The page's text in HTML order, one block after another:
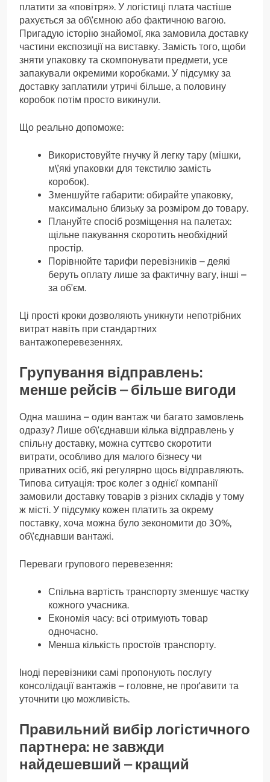
платити за «повітря». У логістиці плата частіше
рахується за об\’ємною або фактичною вагою.
Пригадую історію знайомої, яка замовила доставку
частини експозиції на виставку. Замість того, щоби
зняти упаковку та скомпонувати предмети, усе
запакували окремими коробками. У підсумку за
доставку заплатили утричі більше, а половину
коробок потім просто викинули.
Що реально допоможе:
Використовуйте гнучку й легку тару (мішки,
м\’які упаковки для текстилю замість
коробок).
Зменшуйте габарити: обирайте упаковку,
максимально близьку за розміром до товару.
Плануйте спосіб розміщення на палетах:
щільне пакування скоротить необхідний
простір.
Порівнюйте тарифи перевізників – деякі
беруть оплату лише за фактичну вагу, інші –
за об’єм.
Ці прості кроки дозволяють уникнути непотрібних
витрат навіть при стандартних
вантажоперевезеннях.
Групування відправлень:
менше рейсів – більше вигоди
Одна машина – один вантаж чи багато замовлень
одразу? Лише об\’єднавши кілька відправлень у
спільну доставку, можна суттєво скоротити
витрати, особливо для малого бізнесу чи
приватних осіб, які регулярно щось відправляють.
Типова ситуація: троє колег з однієї компанії
замовили доставку товарів з різних складів у тому
ж місті. У підсумку кожен платить за окрему
поставку, хоча можна було зекономити до 30%,
об\’єднавши вантажі.
Переваги групового перевезення:
Спільна вартість транспорту зменшує частку
кожного учасника.
Економія часу: всі отримують товар
одночасно.
Менша кількість простоїв транспорту.
Іноді перевізники самі пропонують послугу
консолідації вантажів – головне, не проґавити та
уточнити цю можливість.
Правильний вибір логістичного
партнера: не завжди
найдешевший – кращий